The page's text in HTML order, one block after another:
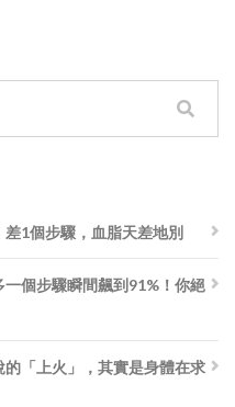
1個步驟，血脂天差地別
個步驟瞬間飆到91%！你絕
「上火」，其實是身體在求